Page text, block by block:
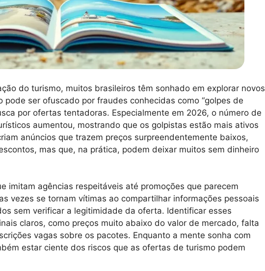
do turismo, muitos brasileiros têm sonhado em explorar novos
ser ofuscado por fraudes conhecidas como “golpes de
por ofertas tentadoras. Especialmente em 2026, o número de
aumentou, mostrando que os golpistas estão mais ativos
anúncios que trazem preços surpreendentemente baixos,
mas que, na prática, podem deixar muitos sem dinheiro
imitam agências respeitáveis até promoções que parecem
vezes se tornam vítimas ao compartilhar informações pessoais
sem verificar a legitimidade da oferta. Identificar esses
claros, como preços muito abaixo do valor de mercado, falta
vagas sobre os pacotes. Enquanto a mente sonha com
estar ciente dos riscos que as ofertas de turismo podem